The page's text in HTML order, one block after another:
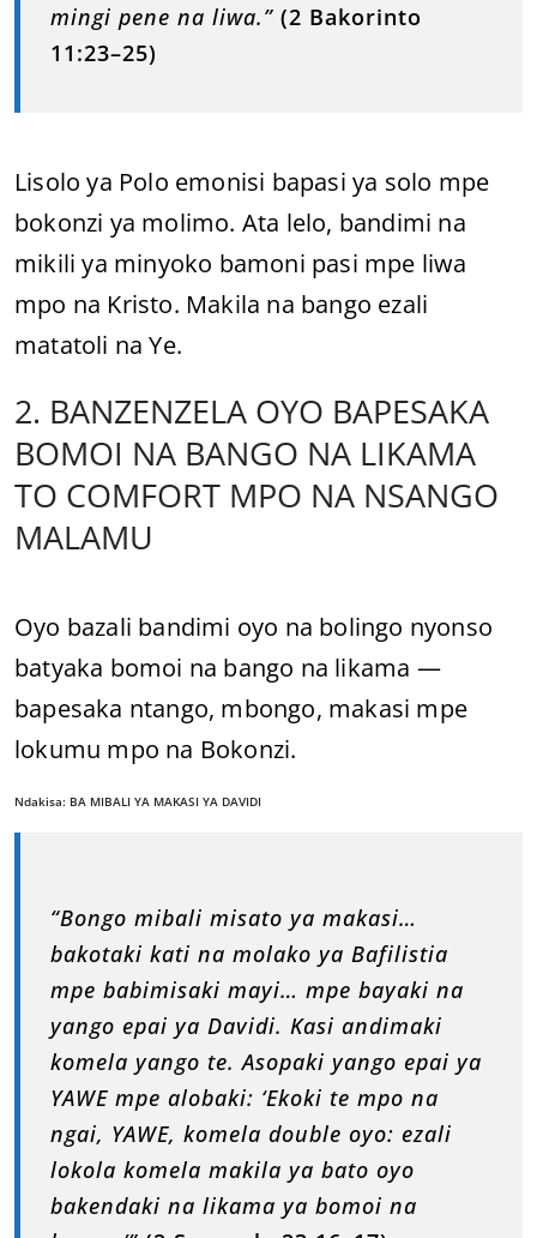
mingi pene na liwa.” (2 Bakorinto
11:23–25)
Lisolo ya Polo emonisi bapasi ya solo mpe
bokonzi ya molimo. Ata lelo, bandimi na
mikili ya minyoko bamoni pasi mpe liwa
mpo na Kristo. Makila na bango ezali
matatoli na Ye.
2. BANZENZELA OYO BAPESAKA
BOMOI NA BANGO NA LIKAMA
TO COMFORT MPO NA NSANGO
MALAMU
Oyo bazali bandimi oyo na bolingo nyonso
batyaka bomoi na bango na likama —
bapesaka ntango, mbongo, makasi mpe
lokumu mpo na Bokonzi.
Ndakisa: BA MIBALI YA MAKASI YA DAVIDI
“Bongo mibali misato ya makasi…
bakotaki kati na molako ya Bafilistia
mpe babimisaki mayi… mpe bayaki na
yango epai ya Davidi. Kasi andimaki
komela yango te. Asopaki yango epai ya
YAWE mpe alobaki: ‘Ekoki te mpo na
ngai, YAWE, komela double oyo: ezali
lokola komela makila ya bato oyo
bakendaki na likama ya bomoi na